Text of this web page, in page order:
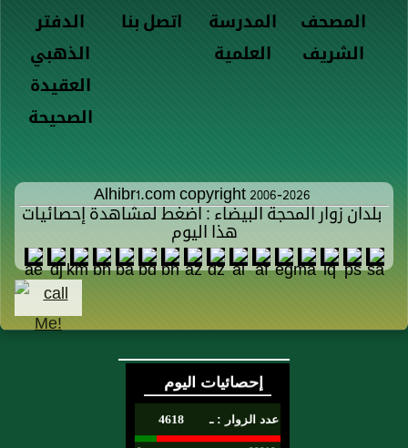
الدفتر
الذهبي
اتصل بنا
المدرسة
العلمية
المصحف
الشريف
العقيدة
الصحيحة
Alhibr1.com copyright 2006-2026
بلدان زوار المحجة البيضاء : اضغط لمشاهدة إحصائيات
هذا اليوم